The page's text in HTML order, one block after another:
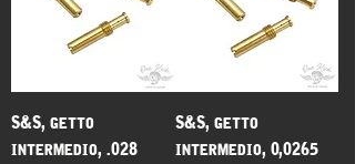
S&S, getto
intermedio, .028
S&S, getto
intermedio, 0,0265